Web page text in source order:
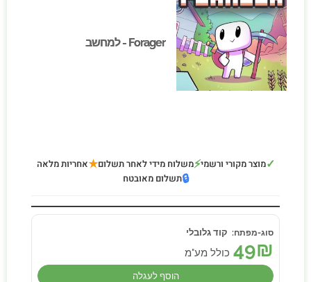
Forager - למחשב
Forager - למחשב
✓מוצר מקורי ורשמי⚡משלוח מידי לאחר תשלום★אחריות מלאה
🔒תשלום מאובטח
קוד גלובלי
49₪ כולל מע"מ
הוסף לעגלה